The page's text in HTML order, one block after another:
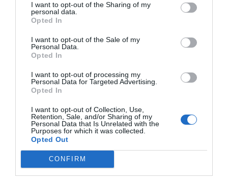
I want to opt-out of the Sharing of my
personal data.
Opted In
I want to opt-out of the Sale of my
Personal Data.
Opted In
I want to opt-out of processing my
Personal Data for Targeted Advertising.
Opted In
I want to opt-out of Collection, Use,
Retention, Sale, and/or Sharing of my
Personal Data that Is Unrelated with the
Purposes for which it was collected.
Opted Out
CONFIRM
Presidencia de Colombia por el Partido de la U, que
el domingo pasado arrasó con la mayoría de los
2014.
El impulsor en España del ilegalizado Partido
Comunista de las Tierras Vascas,Antonio Egido
Sigüenza, trabaja para el Ministerio de Asuntos
Exteriores del gobierno venezolano de
Chávezcomo agitador contra los intereses de
España y defensor de «la lucha por la liberación del
pueblo vasco
los etarras refugiados en Venezuela realicen 'actos